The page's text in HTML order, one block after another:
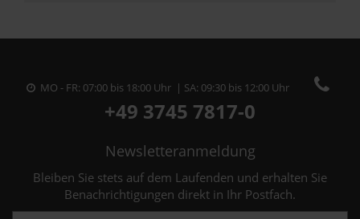
MO - FR: 07:00 bis 18:00 Uhr | SA: 09:30 bis 12:00 Uhr
+49 3745 7817-0
Newsletteranmeldung
Bleiben Sie stets auf dem Laufenden und erhalten Sie
Benachrichtigungen direkt in Ihr Postfach.